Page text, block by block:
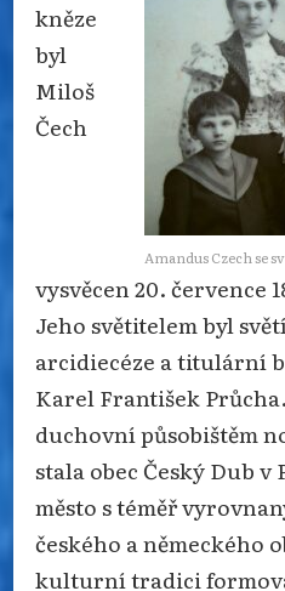
Amandus Czech se
kněze
byl
Miloš
Čech
vysvěcen 20. července
Jeho světitelem byl
arcidiecéze a titulární
Karel František
duchovní působištěm
stala obec Český Dub v
město s téměř
českého a německého
kulturní tradici